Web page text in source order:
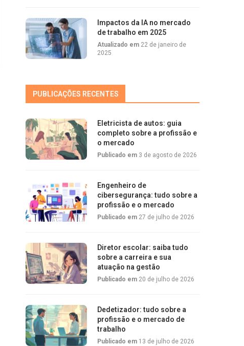
Impactos da IA no mercado
de trabalho em 2025
Atualizado em 22 de janeiro de
2025
PUBLICAÇÕES RECENTES
Eletricista de autos: guia
completo sobre a profissão e
o mercado
Publicado em 3 de agosto de 2026
Engenheiro de
cibersegurança: tudo sobre a
profissão e o mercado
Publicado em 27 de julho de 2026
Diretor escolar: saiba tudo
sobre a carreira e sua
atuação na gestão
Publicado em 20 de julho de 2026
Dedetizador: tudo sobre a
profissão e o mercado de
trabalho
Publicado em 13 de julho de 2026